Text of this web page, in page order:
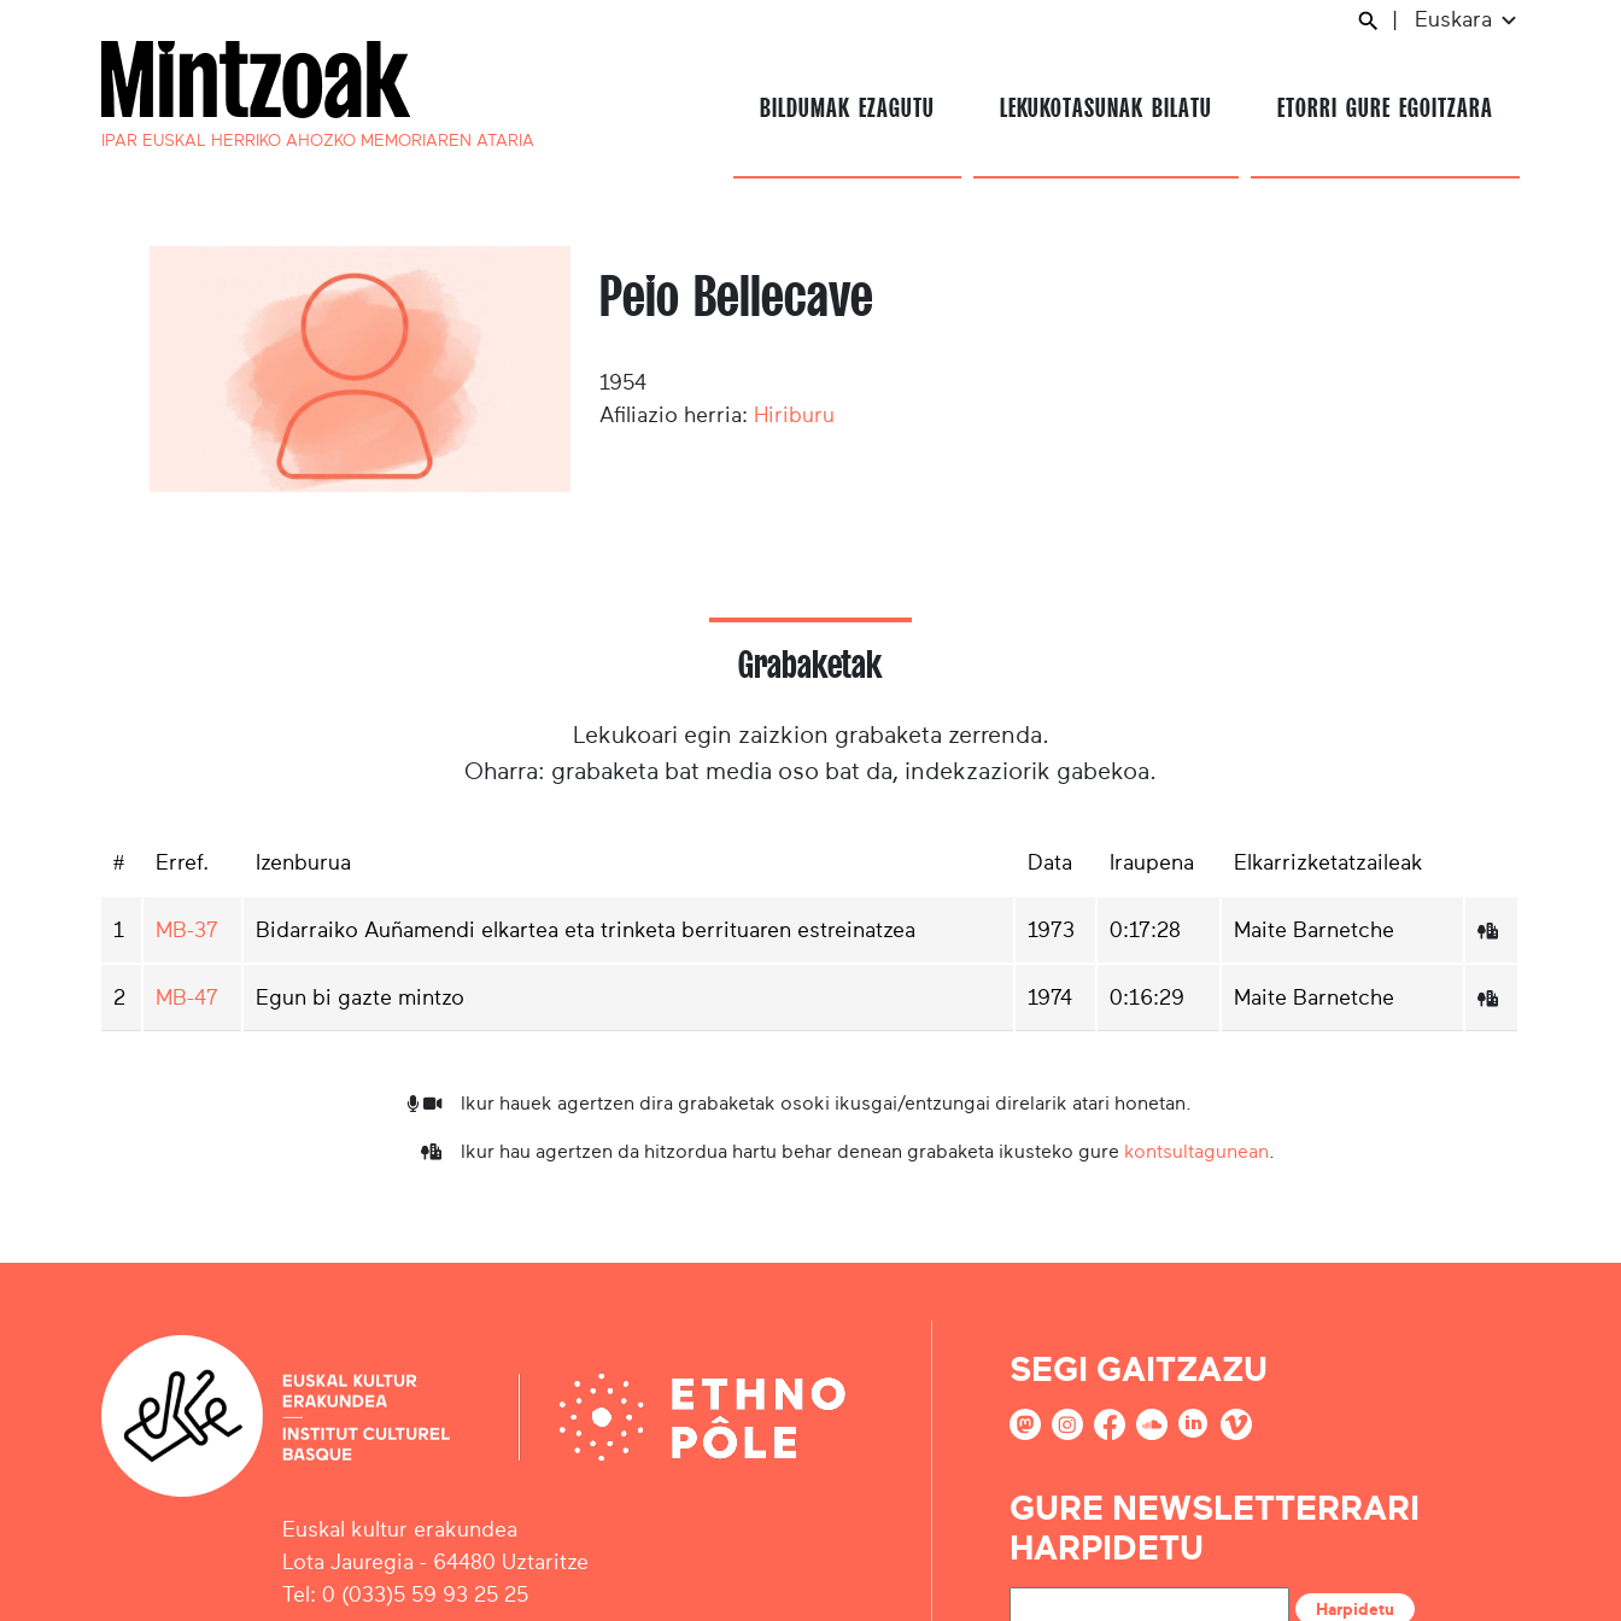
IPAR EUSKAL HERRIKO AHOZKO MEMORIAREN ATARIA
Euskara
BILDUMAK EZAGUTU LEKUKOTASUNAK BILATU ETORRI GURE EGOITZARA
Peio Bellecave
1954
Afiliazio herria: Hiriburu
Grabaketak
Lekukoari egin zaizkion grabaketa zerrenda.
Oharra: grabaketa bat media oso bat da, indekzaziorik gabekoa.
# Erref. Izenburua Data Iraupena Elkarrizketatzaileak
1 MB-37 Bidarraiko Auñamendi elkartea eta trinketa berrituaren estreinatzea 1973 0:17:28 Maite Barnetche
2 MB-47 Egun bi gazte mintzo 1974 0:16:29 Maite Barnetche
Ikur hauek agertzen dira grabaketak osoki ikusgai/entzungai direlarik atari honetan.
Ikur hau agertzen da hitzordua hartu behar denean grabaketa ikusteko gure kontsultagunean
Euskal kultur erakundea
Lota Jauregia - 64480 Uztaritze
Tel: 0 (033)5 59 93 25 25
SEGI GAITZAZU
GURE NEWSLETTERRARI
HARPIDETU
Harpidetu